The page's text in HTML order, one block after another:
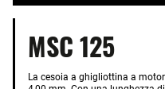
MSC 125
La cesoia a ghigliottina a